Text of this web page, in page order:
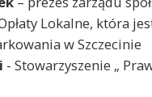
Lokalne, która
w Szczecinie
- Stowarzyszenie „